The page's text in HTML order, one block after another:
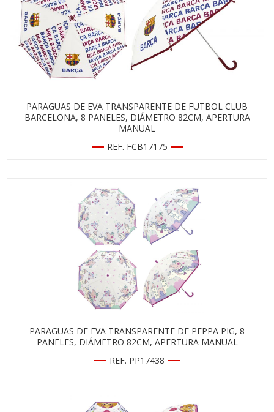
PARAGUAS DE EVA TRANSPARENTE DE FUTBOL CLUB
BARCELONA, 8 PANELES, DIÁMETRO 82CM, APERTURA
MANUAL
REF. FCB17175
PARAGUAS DE EVA TRANSPARENTE DE PEPPA PIG, 8
PANELES, DIÁMETRO 82CM, APERTURA MANUAL
REF. PP17438